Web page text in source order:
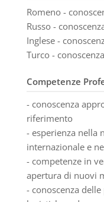
Romeno -
Russo -
Inglese -
Turco -
Competenze
- conoscenza
riferimento
- esperienza nella
internazionale e
- competenze in
apertura di nuovi
- conoscenza